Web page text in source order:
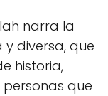
narra la
diversa, que
historia,
personas que